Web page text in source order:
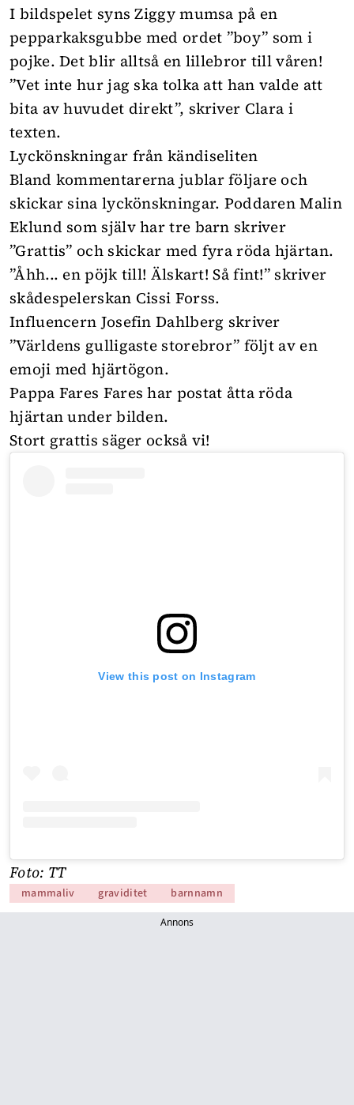
I bildspelet syns Ziggy mumsa på en
pepparkaksgubbe med ordet ”boy” som i
pojke. Det blir alltså en lillebror till våren!
”Vet inte hur jag ska tolka att han valde att
bita av huvudet direkt”, skriver Clara i
texten.
Lyckönskningar från kändiseliten
Bland kommentarerna jublar följare och
skickar sina lyckönskningar. Poddaren Malin
Eklund som själv har tre barn skriver
”Grattis” och skickar med fyra röda hjärtan.
”Åhh... en pöjk till! Älskart! Så fint!” skriver
skådespelerskan Cissi Forss.
Influencern Josefin Dahlberg skriver
”Världens gulligaste storebror” följt av en
emoji med hjärtögon.
Pappa Fares Fares har postat åtta röda
hjärtan under bilden.
Stort grattis säger också vi!
View this post on Instagram
Foto: TT
mammaliv graviditet barnnamn
Annons